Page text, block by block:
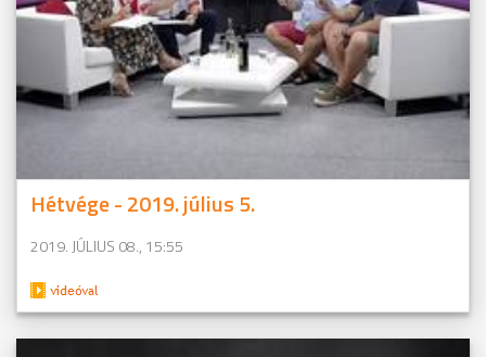
Hétvége - 2019. július 5.
2019. JÚLIUS 08., 15:55